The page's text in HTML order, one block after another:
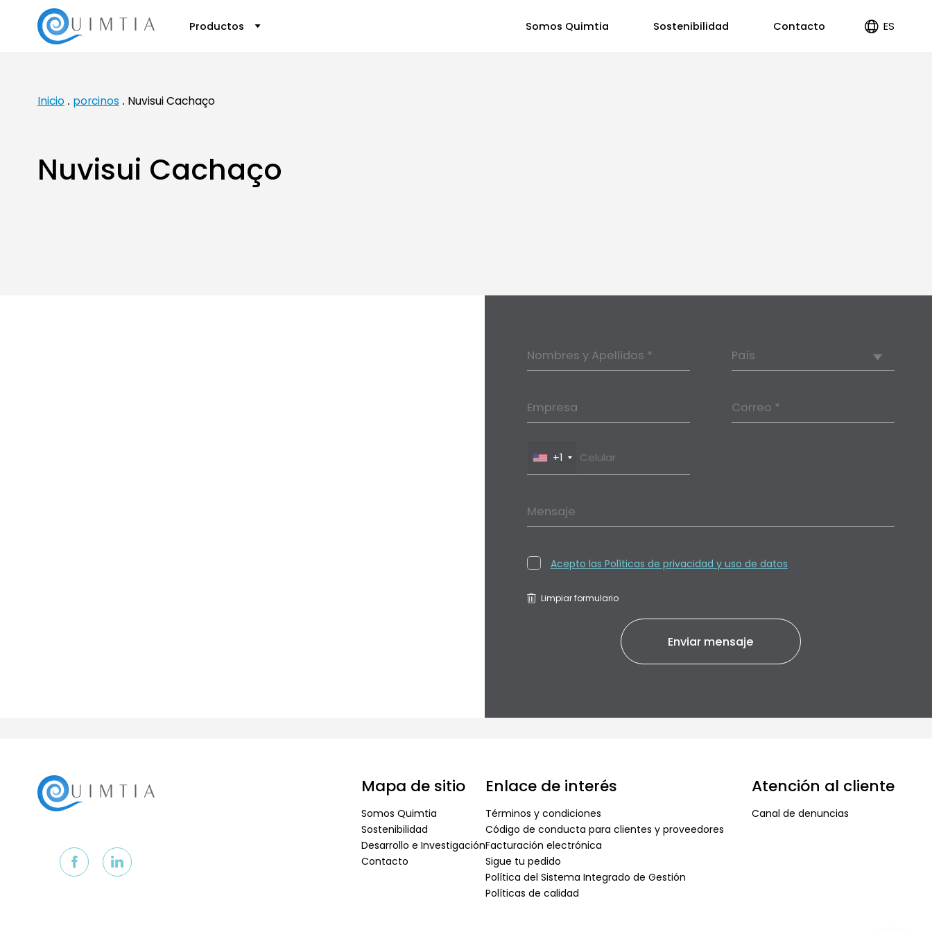
Productos Somos Quimtia Sostenibilidad Contacto ES
Inicio
porcinos Nuvisui Cachaço
Nuvisui Cachaço
Nombres y Apellidos * País
Empresa Correo *
+1
Mensaje
Acepto las Políticas de privacidad y uso de datos
Limpiar formulario
Mapa de sitio
Somos Quimtia
Sostenibilidad
Desarrollo e Investigación
Contacto
Enlace de interés
Términos y condiciones
Código de conducta para clientes y proveedores
Facturación electrónica
Sigue tu pedido
Política del Sistema Integrado de Gestión
Políticas de calidad
Atención al cliente
Canal de denuncias